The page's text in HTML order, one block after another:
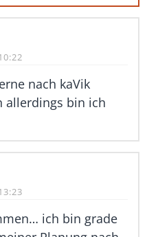
nach kaVik
allerdings bin ich
ich bin grade